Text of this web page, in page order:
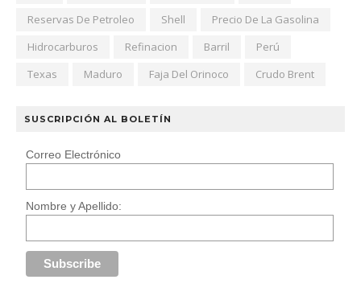
Reservas De Petroleo
Shell
Precio De La Gasolina
Hidrocarburos
Refinacion Barril
Perú
Texas
Maduro Faja Del Orinoco Crudo Brent
SUSCRIPCIÓN AL BOLETÍN
Correo Electrónico
Nombre y Apellido: